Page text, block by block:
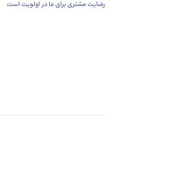
رضایت مشتری برای ما در اولویت است